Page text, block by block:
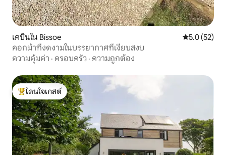
เคบินใน Bissoe คะแนนเฉลี่ย
5.0 (52)
คอกม้าที่งดงามในบรรยากาศที่เงียบสงบ
ความคุ้มค่า · ครอบครัว · ความถูกต้อง
โดนใจเกสต์ที่สุด
โดนใจเกสต์